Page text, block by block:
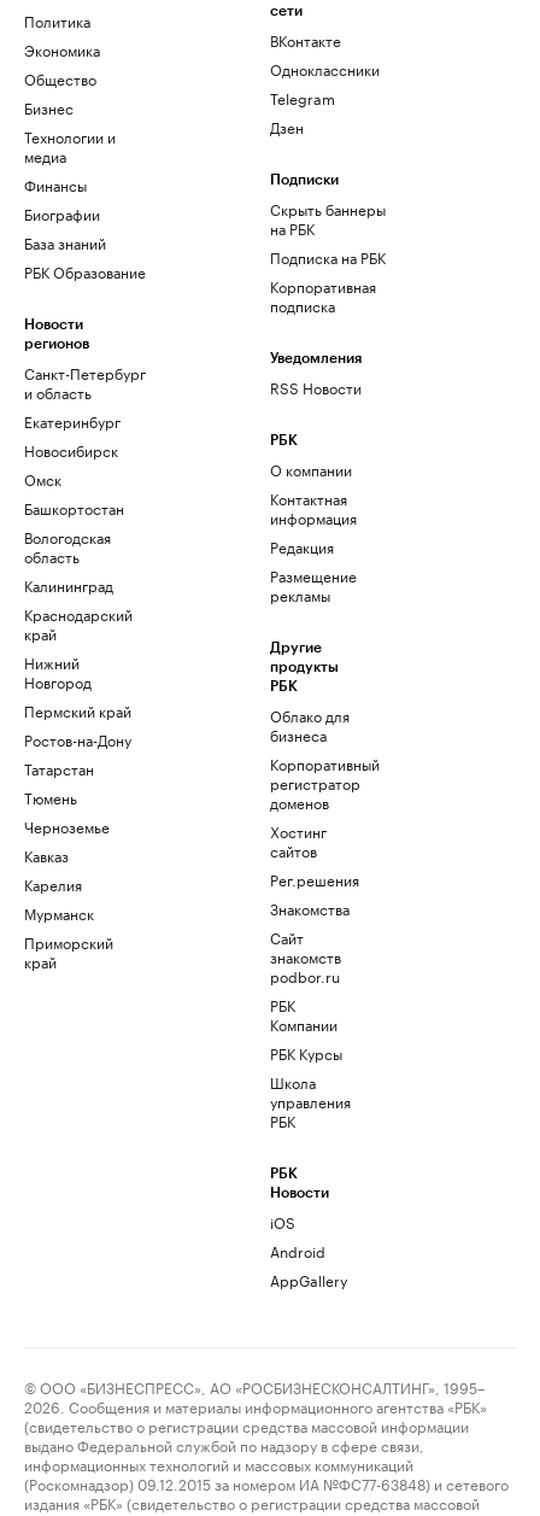
Политика
Экономика
Общество
Бизнес
Технологии и
медиа
Финансы
Биографии
База знаний
РБК Образование
Новости
регионов
Санкт-Петербург
и область
Екатеринбург
Новосибирск
Омск
Башкортостан
Вологодская
область
Калининград
Краснодарский
край
Нижний
Новгород
Пермский край
Ростов-на-Дону
Татарстан
Тюмень
Черноземье
Кавказ
Карелия
Мурманск
Приморский
край
сети
ВКонтакте
Одноклассники
Telegram
Дзен
Подписки
Скрыть баннеры
на РБК
Подписка на РБК
Корпоративная
подписка
Уведомления
RSS Новости
РБК
О компании
Контактная
информация
Редакция
Размещение
рекламы
Другие
продукты
РБК
Облако для
бизнеса
Корпоративный
регистратор
доменов
Хостинг
сайтов
Рег.решения
Знакомства
Сайт
знакомств
podbor.ru
РБК
Компании
РБК Курсы
Школа
управления
РБК
РБК
Новости
iOS
Android
AppGallery
© ООО «БИЗНЕСПРЕСС», АО «РОСБИЗНЕСКОНСАЛТИНГ», 1995–
2026. Сообщения и материалы информационного агентства «РБК»
(свидетельство о регистрации средства массовой информации
выдано Федеральной службой по надзору в сфере связи,
информационных технологий и массовых коммуникаций
(Роскомнадзор) 09.12.2015 за номером ИА №ФС77-63848) и сетевого
издания «РБК» (свидетельство о регистрации средства массовой